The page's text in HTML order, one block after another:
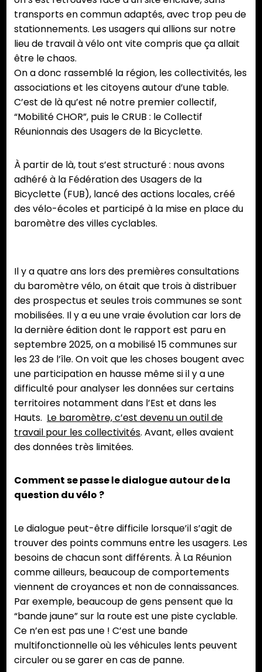
transports en commun adaptés, avec trop peu de
stationnements. Les usagers qui allions sur notre
lieu de travail à vélo ont vite compris que ça allait
être le chaos.
On a donc rassemblé la région, les collectivités, les
associations et les citoyens autour d’une table.
C’est de là qu’est né notre premier collectif,
“Mobilité CHOR”, puis le CRUB : le Collectif
Réunionnais des Usagers de la Bicyclette.
À partir de là, tout s’est structuré : nous avons
adhéré à la Fédération des Usagers de la
Bicyclette (FUB), lancé des actions locales, créé
des vélo-écoles et participé à la mise en place du
baromètre des villes cyclables.
Il y a quatre ans lors des premières consultations
du baromètre vélo, on était que trois à distribuer
des prospectus et seules trois communes se sont
mobilisées. Il y a eu une vraie évolution car lors de
la dernière édition dont le rapport est paru en
septembre 2025, on a mobilisé 15 communes sur
les 23 de l’île. On voit que les choses bougent avec
une participation en hausse même si il y a une
difficulté pour analyser les données sur certains
territoires notamment dans l’Est et dans les
Hauts. Le baromètre, c’est devenu un outil de
travail pour les collectivités. Avant, elles avaient
des données très limitées.
Comment se passe le dialogue autour de la
question du vélo ?
Le dialogue peut-être difficile lorsque’il s’agit de
trouver des points communs entre les usagers. Les
besoins de chacun sont différents. À La Réunion
comme ailleurs, beaucoup de comportements
viennent de croyances et non de connaissances.
Par exemple, beaucoup de gens pensent que la
“bande jaune” sur la route est une piste cyclable.
Ce n’en est pas une ! C’est une bande
multifonctionnelle où les véhicules lents peuvent
circuler ou se garer en cas de panne.